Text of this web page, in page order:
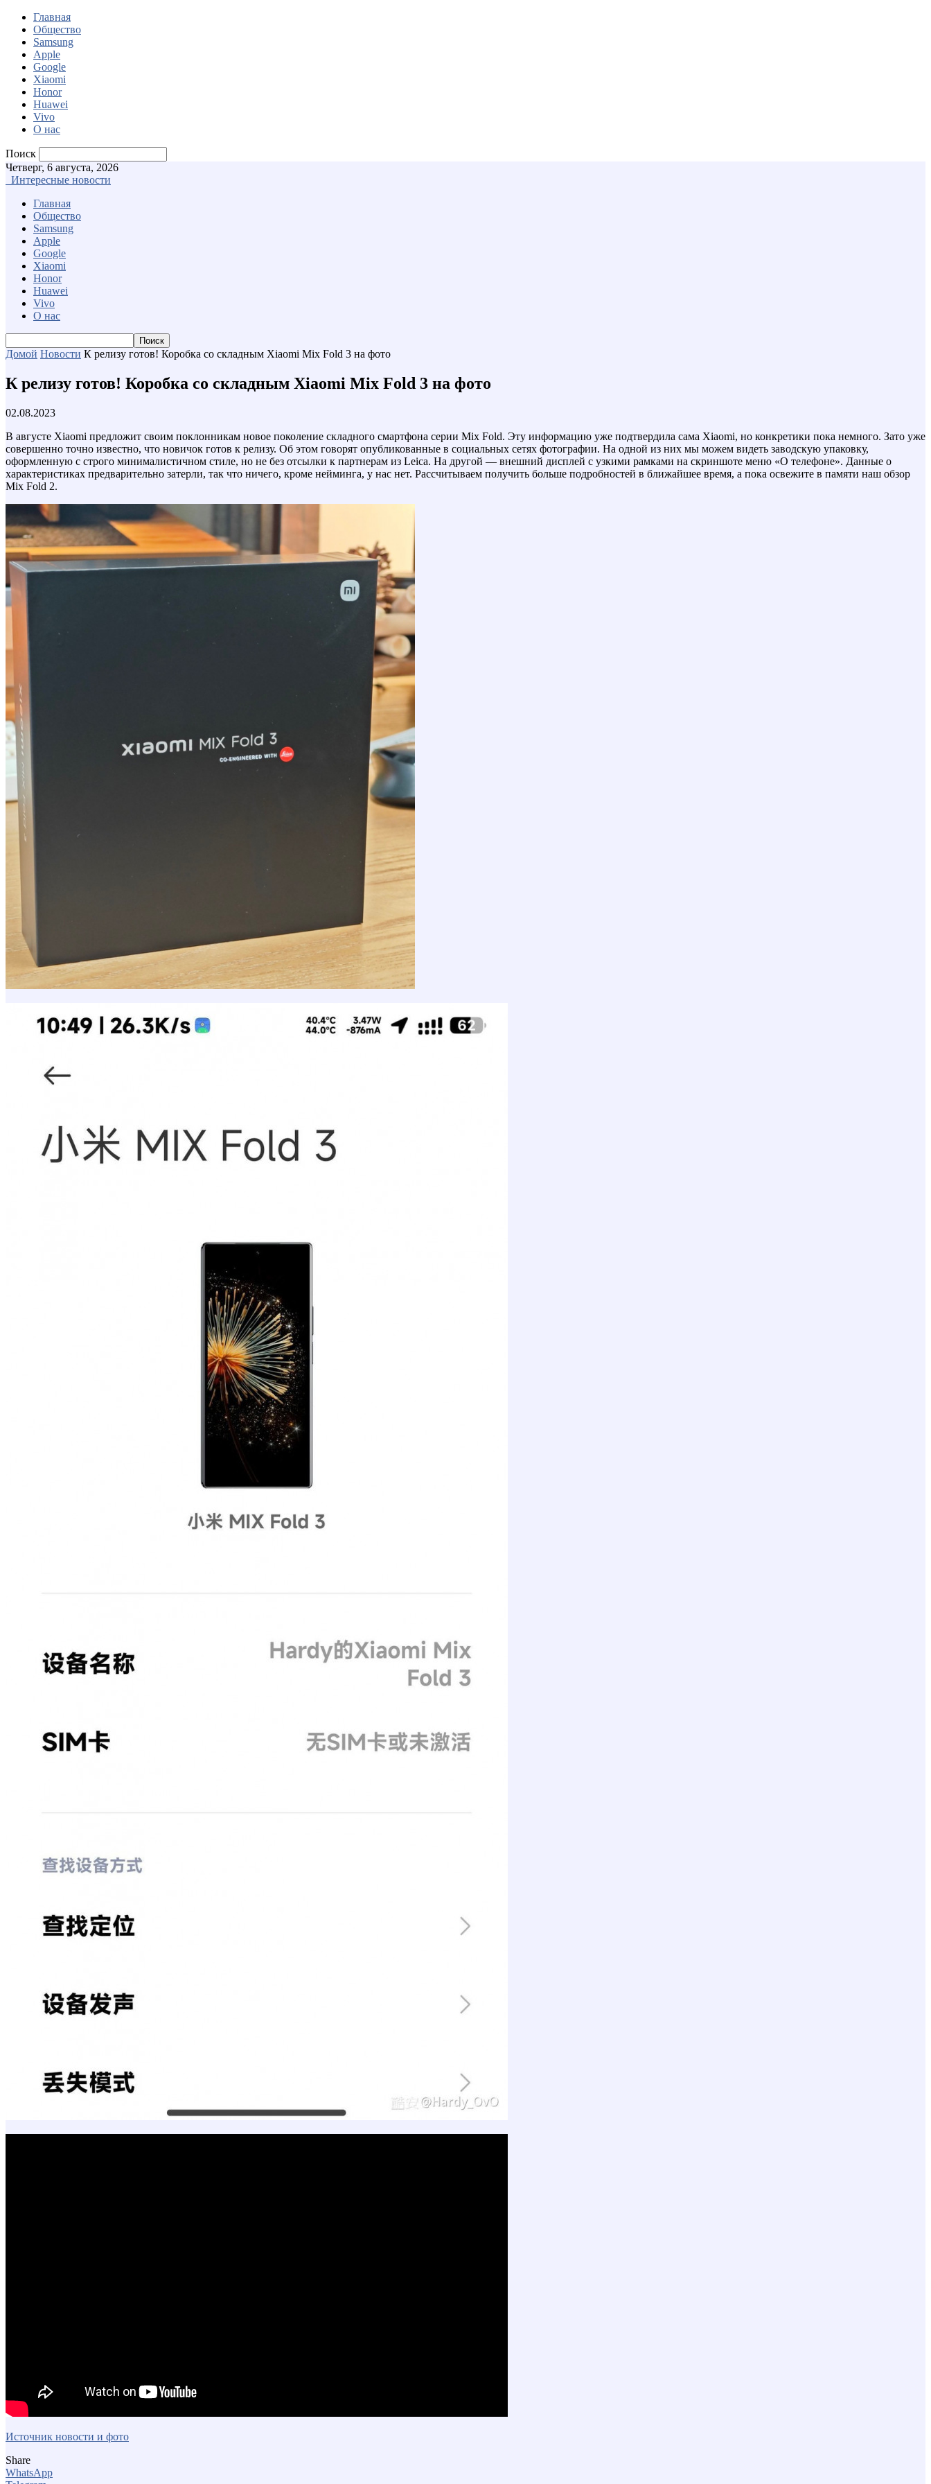
Главная
Общество
Samsung
Apple
Google
Xiaomi
Honor
Huawei
Vivo
О нас
Поиск
Четверг, 6 августа, 2026
Интересные новости
Главная
Общество
Samsung
Apple
Google
Xiaomi
Honor
Huawei
Vivo
О нас
Домой Новости К релизу готов! Коробка со складным Xiaomi Mix Fold 3 на фото
К релизу готов! Коробка со складным Xiaomi Mix Fold 3 на фото
02.08.2023
В августе Xiaomi предложит своим поклонникам новое поколение складного смартфона серии Mix Fold. Эту информацию уже подтвердила сама Xiaomi, но конкретики пока немного. Зато уже
совершенно точно известно, что новичок готов к релизу. Об этом говорят опубликованные в социальных сетях фотографии. На одной из них мы можем видеть заводскую упаковку,
оформленную с строго минималистичном стиле, но не без отсылки к партнерам из Leica. На другой — внешний дисплей с узкими рамками на скриншоте меню «О телефоне». Данные о
характеристиках предварительно затерли, так что ничего, кроме нейминга, у нас нет. Рассчитываем получить больше подробностей в ближайшее время, а пока освежите в памяти наш обзор
Mix Fold 2.
Источник новости и фото
Share
WhatsApp